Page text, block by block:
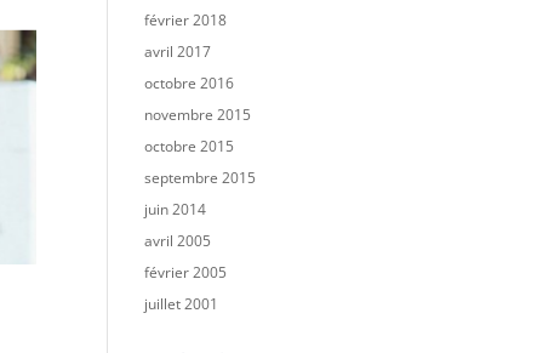
février 2018
avril 2017
octobre 2016
novembre 2015
octobre 2015
septembre 2015
juin 2014
avril 2005
février 2005
juillet 2001